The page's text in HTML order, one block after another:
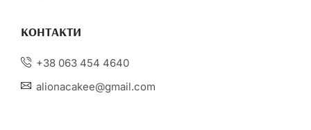
КОНТАКТИ
+38 063 454 4640
alionacakee@gmail.com